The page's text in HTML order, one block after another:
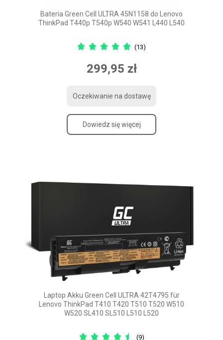
Bateria Green Cell ULTRA 45N1158 do Lenovo
ThinkPad T440p T540p W540 W541 L440 L540
(13)
299,95 zł
Oczekiwanie na dostawę
Dowiedz się więcej
Laptop Akku Green Cell ULTRA 42T4795 für
Lenovo ThinkPad T410 T420 T510 T520 W510
W520 SL410 SL510 L510 L520
(9)